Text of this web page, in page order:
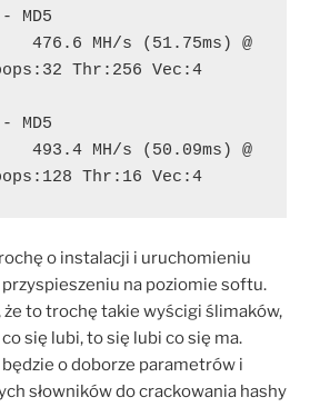
MD5
476.6 MH/s (51.75ms) @
Thr:256 Vec:4
MD5
493.4 MH/s (50.09ms) @
Thr:16 Vec:4
o instalacji i uruchomieniu
na poziomie softu.
to trochę takie wyścigi ślimaków,
się lubi, to się lubi co się ma.
o doborze parametrów i
słowników do crackowania hashy